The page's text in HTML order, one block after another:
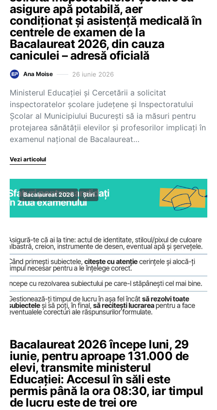
asigure apă potabilă, aer
condiționat și asistență medicală în
centrele de examen de la
Bacalaureat 2026, din cauza
caniculei – adresă oficială
Ana Moise 26 iunie 2026
Ministerul Educației și Cercetării a solicitat
inspectoratelor școlare județene și Inspectoratului
Școlar al Municipiului București să ia măsuri pentru
protejarea sănătății elevilor și profesorilor implicați în
examenul național de Bacalaureat…
Vezi articolul
Bacalaureat 2026 Știri
Bacalaureat 2026 începe luni, 29
iunie, pentru aproape 131.000 de
elevi, transmite ministerul
Educației: Accesul în săli este
permis până la ora 08:30, iar timpul
de lucru este de trei ore